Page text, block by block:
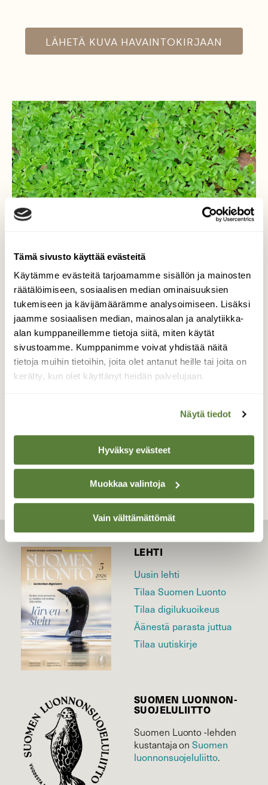
Tämä sivusto käyttää evästeitä
Käytämme evästeitä tarjoamamme sisällön ja mainosten
räätälöimiseen, sosiaalisen median ominaisuuksien
tukemiseen ja kävijämäärämme analysoimiseen. Lisäksi
jaamme sosiaalisen median, mainosalan ja analytiikka-
alan kumppaneillemme tietoja siitä, miten käytät
sivustoamme. Kumppanimme voivat yhdistää näitä
tietoja muihin tietoihin, joita olet antanut heille tai joita on
kerätty, kun olet käyttänyt heidän palvelujaan.
Näytä tiedot
Hyväksy evästeet
Muokkaa valintoja
Vain välttämättömät
LÄHETÄ KUVA HAVAINTOKIRJAAN
Vuohenputkia
Hyvä sato tulossa, mutta harmittaa kun
lehtiin on ilmestynyt näppylöitä.
TAKAISIN LISTAAN
LEHTI
Uusin lehti
Tilaa Suomen Luonto
Tilaa digilukuoikeus
Äänestä parasta juttua
Tilaa uutiskirje
SUOMEN LUONNON­
SUOJELU­LIITTO
Suomen Luonto -lehden
kustantaja onSuomen
luonnonsuojelu­liitto.